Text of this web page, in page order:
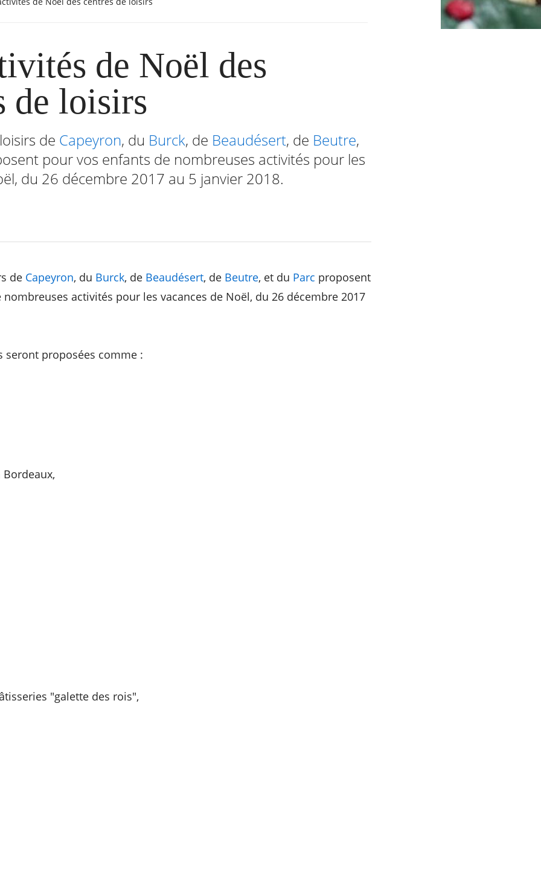
de Noël des
de loisirs
de Capeyron, du Burck, de Beaudésert, de Beutre,
pour vos enfants de nombreuses activités pour les
du 26 décembre 2017 au 5 janvier 2018.
de Capeyron, du Burck, de Beaudésert, de Beutre, et du Parc proposent
activités pour les vacances de Noël, du 26 décembre 2017
seront proposées comme :
"galette des rois",